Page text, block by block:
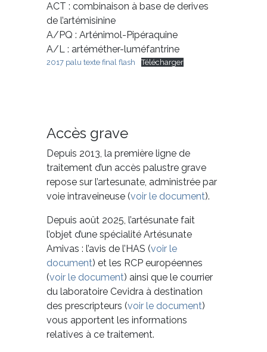
ACT : combinaison à base de derives
de l’artémisinine
A/PQ : Arténimol-Pipéraquine
A/L : artéméther-luméfantrine
2017 palu texte final flash Télécharger
Accès grave
Depuis 2013, la première ligne de
traitement d’un accès palustre grave
repose sur l’artesunate, administrée par
voie intraveineuse (voir le document).
Depuis août 2025, l’artésunate fait
l’objet d’une spécialité Artésunate
Amivas : l’avis de l’HAS (voir le
document) et les RCP européennes
(voir le document) ainsi que le courrier
du laboratoire Cevidra à destination
des prescripteurs (voir le document)
vous apportent les informations
relatives à ce traitement.